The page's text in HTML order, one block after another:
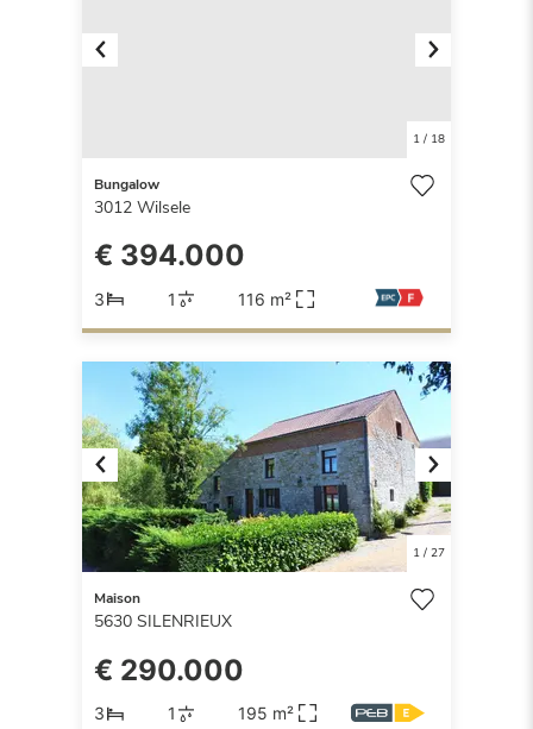
Next
1/ 18
Bungalow
3012 Wilsele
€ 394.000
3 1 116 m²
Previous Next
1/ 27
Maison
5630 SILENRIEUX
€ 290.000
3 1 195 m²